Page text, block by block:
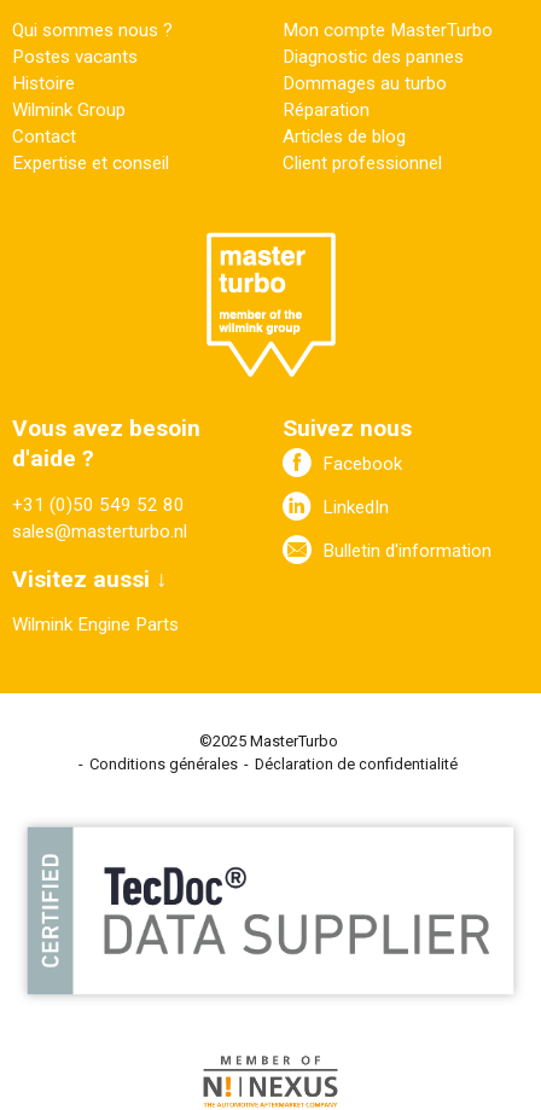
Qui sommes nous ?
Postes vacants
Histoire
Wilmink Group
Contact
Expertise et conseil
Mon compte MasterTurbo
Diagnostic des pannes
Dommages au turbo
Réparation
Articles de blog
Client professionnel
Vous avez besoin
d'aide ?
+31 (0)50 549 52 80
sales@masterturbo.nl
Visitez aussi ↓
Wilmink Engine Parts
Suivez nous
Facebook
LinkedIn
Bulletin d'information
©2025 MasterTurbo
Conditions générales
Déclaration de confidentialité